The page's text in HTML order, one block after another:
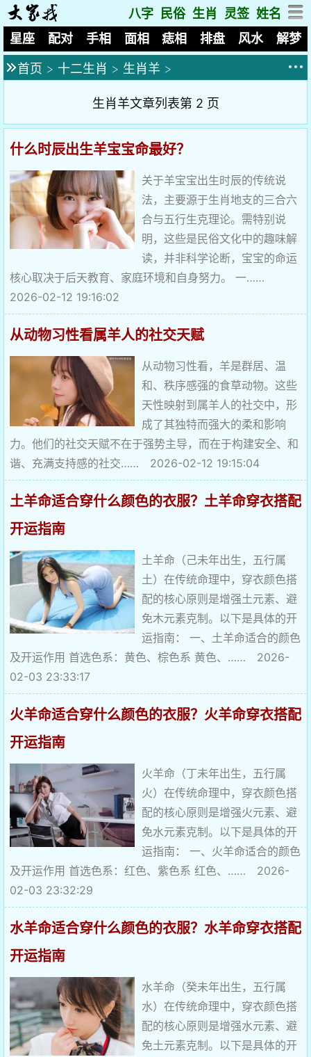
八字 民俗 生肖 灵签 姓名
星座
配对 手相 面相 痣相 排盘 风水 解梦
首页 > 十二生肖 > 生肖羊 >
生肖羊文章列表第 2 页
什么时辰出生羊宝宝命最好？
关于羊宝宝出生时辰的传统说
法，主要源于生肖地支的三合六
合与五行生克理论。需特别说
明，这些是民俗文化中的趣味解
读，并非科学论断，宝宝的命运
核心取决于后天教育、家庭环境和自身努力。 一……
2026-02-12 19:16:02
从动物习性看属羊人的社交天赋
从动物习性看，羊是群居、温
和、秩序感强的食草动物。这些
天性映射到属羊人的社交中，形
成了其独特而强大的柔和影响
力。他们的社交天赋不在于强势主导，而在于构建安全、和
谐、充满支持感的社交…… 2026-02-12 19:15:04
土羊命适合穿什么颜色的衣服？土羊命穿衣搭配
开运指南
土羊命（己未年出生，五行属
土）在传统命理中，穿衣颜色搭
配的核心原则是增强土元素、避
免木元素克制。以下是具体的开
运指南： 一、土羊命适合的颜色
及开运作用 首选色系：黄色、棕色系 黄色、…… 2026-
02-03 23:33:17
火羊命适合穿什么颜色的衣服？火羊命穿衣搭配
开运指南
火羊命（丁未年出生，五行属
火）在传统命理中，穿衣颜色搭
配的核心原则是增强火元素、避
免水元素克制。以下是具体的开
运指南： 一、火羊命适合的颜色
及开运作用 首选色系：红色、紫色系 红色、…… 2026-
02-03 23:32:29
水羊命适合穿什么颜色的衣服？水羊命穿衣搭配
开运指南
水羊命（癸未年出生，五行属
水）在传统命理中，穿衣颜色搭
配的核心原则是增强水元素、避
免土元素克制。以下是具体的开